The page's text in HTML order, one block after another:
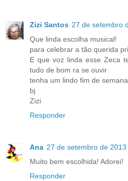
Zizi Santos 27 de setembro
Que linda escolha musical!
para celebrar a tão querida
E que voz linda esse Zeca
tudo de bom ra se ouvir
tenha um lindo fim de semana
bj
Zizi
Responder
Ana 27 de setembro de 2013
Muito bem escolhida! Adorei!
Responder